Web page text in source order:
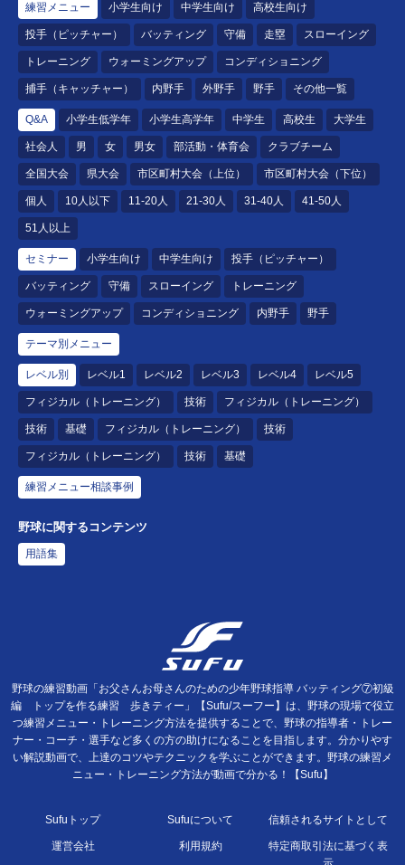
練習メニュー 小学生向け 中学生向け 高校生向け
投手（ピッチャー） バッティング 守備 走塁 スローイング
トレーニング ウォーミングアップ コンディショニング
捕手（キャッチャー） 内野手 外野手 野手 その他一覧
Q&A 小学生低学年 小学生高学年 中学生 高校生 大学生
社会人 男 女 男女 部活動・体育会 クラブチーム
全国大会 県大会 市区町村大会（上位） 市区町村大会（下位）
個人 10人以下 11-20人 21-30人 31-40人 41-50人
51人以上
セミナー 小学生向け 中学生向け 投手（ピッチャー）
バッティング 守備 スローイング トレーニング
ウォーミングアップ コンディショニング 内野手 野手
テーマ別メニュー
レベル別 レベル1 レベル2 レベル3 レベル4 レベル5
フィジカル（トレーニング） 技術 フィジカル（トレーニング）
技術 基礎 フィジカル（トレーニング） 技術
フィジカル（トレーニング） 技術 基礎
練習メニュー相談事例
野球に関するコンテンツ
用語集
野球の練習動画「お父さんお母さんのための少年野球指導 バッティング⑦初級
編 トップを作る練習 歩きティー」【Sufu/スーフー】は、野球の現場で役立
つ練習メニュー・トレーニング方法を提供することで、野球の指導者・トレー
ナー・コーチ・選手など多くの方の助けになることを目指します。分かりやす
い解説動画で、上達のコツやテクニックを学ぶことができます。野球の練習メ
ニュー・トレーニング方法が動画で分かる！【Sufu】
Sufuトップ Sufuについて 信頼されるサイトとして
運営会社 利用規約
特定商取引法に基づく表